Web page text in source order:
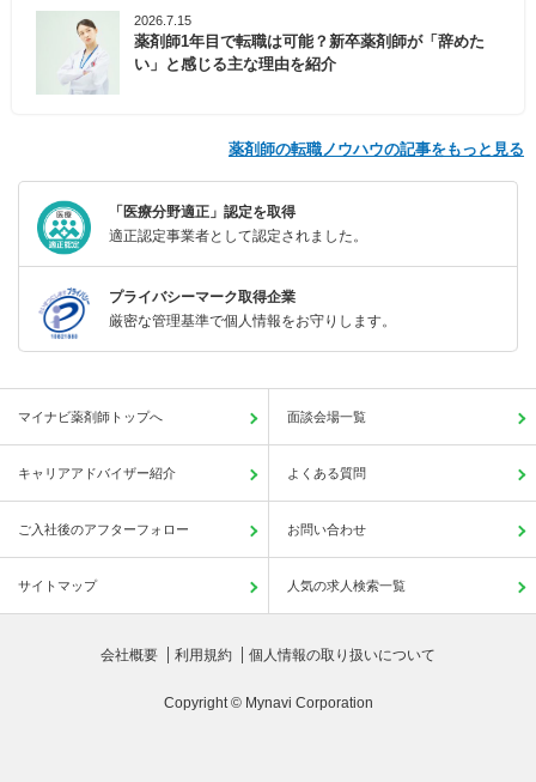
2026.7.15
薬剤師1年目で転職は可能？新卒薬剤師が「辞めた
い」と感じる主な理由を紹介
薬剤師の転職ノウハウの記事をもっと見る
「医療分野適正」認定を取得
適正認定事業者として認定されました。
プライバシーマーク取得企業
厳密な管理基準で個人情報をお守りします。
マイナビ薬剤師トップへ 面談会場一覧
キャリアアドバイザー紹介 よくある質問
ご入社後のアフターフォロー お問い合わせ
サイトマップ 人気の求人検索一覧
会社概要 利用規約 個人情報の取り扱いについて
Copyright © Mynavi Corporation